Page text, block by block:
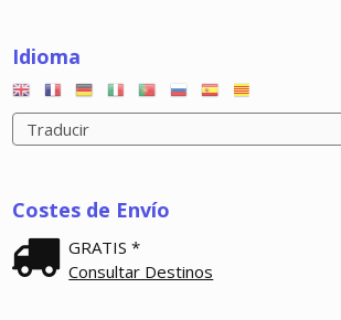
Idioma
Costes de Envío
GRATIS *
Consultar Destinos